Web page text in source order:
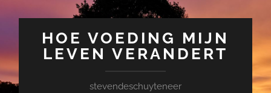
HOE VOEDING MIJN
LEVEN VERANDERT
stevendeschuyteneer